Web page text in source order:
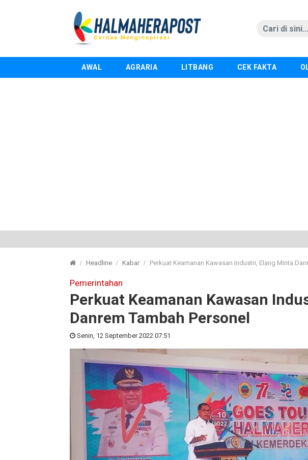
AWAL AGRARIA LITBANG CEK FAKTA
Headline Kabar Perkuat Keamanan Kawasan Industri, Elang Minta
Pemerintahan
Perkuat Keamanan Kawasan
Danrem Tambah Personel
Senin, 12 September 2022 07:51